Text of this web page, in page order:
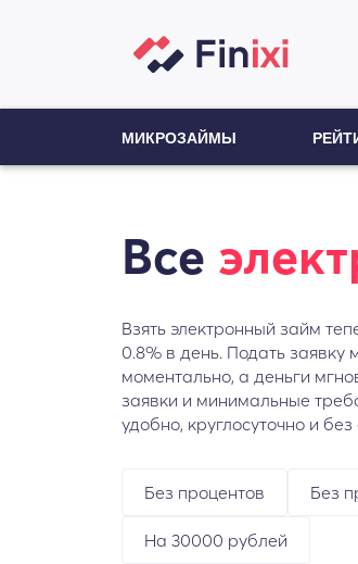
МИКРОЗАЙМЫ
Все
Взять электронный займ
0.8% в день. Подать
моментально, а деньги
заявки и минимальные
удобно, круглосуточно и
Без процентов Без
На 30000 рублей